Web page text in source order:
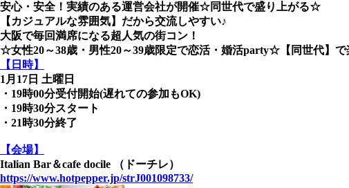
安心・安全！実績のある運営会社が開催☆同世代で盛り上がる☆
【カジュアルな雰囲気】だから交流しやすい♪
大阪で毎回満席になる超人気の街コン！
☆女性20～38歳・男性20～39歳限定で恋活・婚活party☆【同世代】で
【日時】
1月17日 土曜日
・19時00分受付開始(遅れての参加もOK)
・19時30分スタート
・21時30分終了
【会場】
Italian Bar＆cafe docile （ドーチレ）
https://www.hotpepper.jp/strJ001098733/